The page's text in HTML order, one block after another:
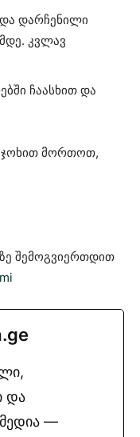
დარჩენილი
კვლავ
ჩაასხით და
ჯოხით მორთოთ,
შემოგვიერთდით
და
—